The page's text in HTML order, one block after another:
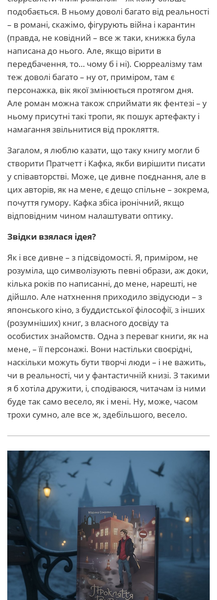
подобається. В ньому доволі багато від реальності
– в романі, скажімо, фігурують війна і карантин
(правда, не ковідний – все ж таки, книжка була
написана до нього. Але, якщо вірити в
передбачення, то… чому б і ні). Сюрреалізму там
теж доволі багато – ну от, приміром, там є
персонажка, вік якої змінюється протягом дня.
Але роман можна також сприймати як фентезі – у
ньому присутні такі тропи, як пошук артефакту і
намагання звільнитися від прокляття.
Загалом, я люблю казати, що таку книгу могли б
створити Пратчетт і Кафка, якби вирішити писати
у співавторстві. Може, це дивне поєднання, але в
цих авторів, як на мене, є дещо спільне – зокрема,
почуття гумору. Кафка збіса іронічний, якщо
відповідним чином налаштувати оптику.
Звідки взялася ідея?
Як і все дивне – з підсвідомості. Я, приміром, не
розуміла, що символізують певні образи, аж доки,
кілька років по написанні, до мене, нарешті, не
дійшло. Але натхнення приходило звідусюди – з
японського кіно, з буддистської філософії, з інших
(розумніших) книг, з власного досвіду та
особистих знайомств. Одна з переваг книги, як на
мене, – її персонажі. Вони настільки своєрідні,
наскільки можуть бути творчі люди – і не важить,
чи в реальності, чи у фантастичній книзі. З такими
я б хотіла дружити, і, сподіваюся, читачам із ними
буде так само весело, як і мені. Ну, може, часом
трохи сумно, але все ж, здебільшого, весело.